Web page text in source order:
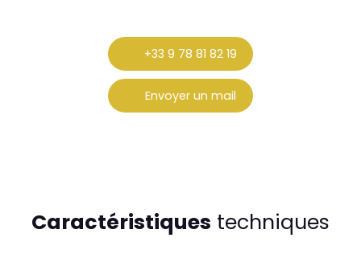
+33 9 78 81 82 19
Envoyer un mail
Caractéristiques techniques